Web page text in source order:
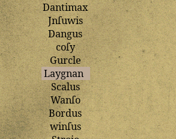
Dantimax
Jnſuwis
Dangus
coſy
Gurcle
Laygnan
Scalus
Wanſo
Bordus
winſus